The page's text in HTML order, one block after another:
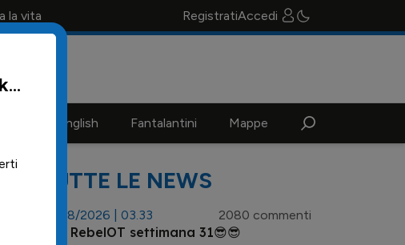
la vita RegistratiAccedi
News in english Fantalantini Mappe
TUTTE LE NEWS
03/08/2026 | 03.33 2080 commenti
😎😎 RebelOT settimana 31😎😎
...